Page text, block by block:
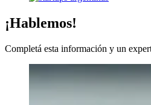
¡Hablemos!
Completá esta información y un